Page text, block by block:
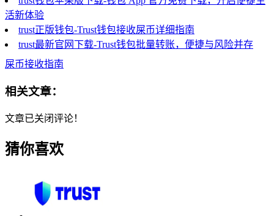
活新体验
trust正版钱包-Trust钱包接收屎币详细指南
trust最新官网下载-Trust钱包批量转账，便捷与风险并存
屎币接收指南
相关文章：
文章已关闭评论！
猜你喜欢